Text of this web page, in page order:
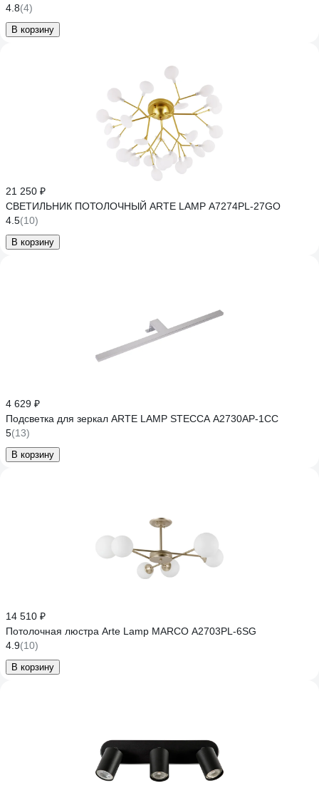
4.8(4)
В корзину
21 250 ₽
СВЕТИЛЬНИК ПОТОЛОЧНЫЙ ARTE LAMP A7274PL-27GO
4.5(10)
В корзину
4 629 ₽
Подсветка для зеркал ARTE LAMP STECCA A2730AP-1CC
5(13)
В корзину
14 510 ₽
Потолочная люстра Arte Lamp MARCO A2703PL-6SG
4.9(10)
В корзину